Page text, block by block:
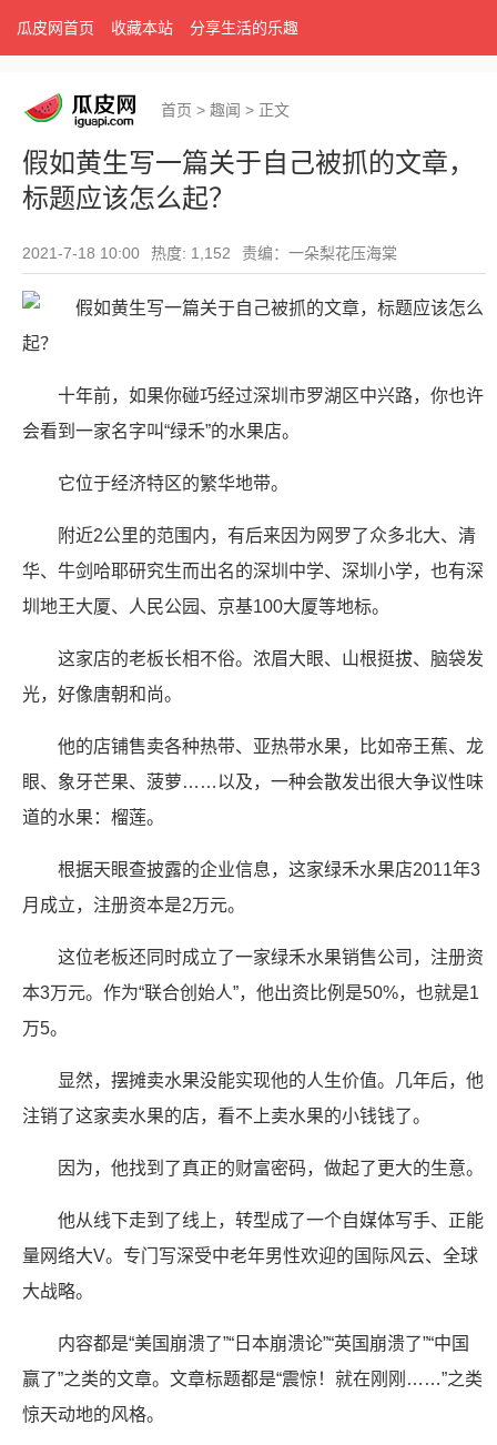
瓜皮网首页 收藏本站 分享生活的乐趣
首页 > 趣闻 > 正文
假如黄生写一篇关于自己被抓的文章，
标题应该怎么起？
2021-7-18 10:00 热度: 1,152 责编：一朵梨花压海棠
十年前，如果你碰巧经过深圳市罗湖区中兴路，你也许
会看到一家名字叫“绿禾”的水果店。
它位于经济特区的繁华地带。
附近2公里的范围内，有后来因为网罗了众多北大、清
华、牛剑哈耶研究生而出名的深圳中学、深圳小学，也有深
圳地王大厦、人民公园、京基100大厦等地标。
这家店的老板长相不俗。浓眉大眼、山根挺拔、脑袋发
光，好像唐朝和尚。
他的店铺售卖各种热带、亚热带水果，比如帝王蕉、龙
眼、象牙芒果、菠萝……以及，一种会散发出很大争议性味
道的水果：榴莲。
根据天眼查披露的企业信息，这家绿禾水果店2011年3
月成立，注册资本是2万元。
这位老板还同时成立了一家绿禾水果销售公司，注册资
本3万元。作为“联合创始人”，他出资比例是50%，也就是1
万5。
显然，摆摊卖水果没能实现他的人生价值。几年后，他
注销了这家卖水果的店，看不上卖水果的小钱钱了。
因为，他找到了真正的财富密码，做起了更大的生意。
他从线下走到了线上，转型成了一个自媒体写手、正能
量网络大V。专门写深受中老年男性欢迎的国际风云、全球
大战略。
内容都是“美国崩溃了”“日本崩溃论”“英国崩溃了”“中国
赢了”之类的文章。文章标题都是“震惊！就在刚刚……”之类
惊天动地的风格。